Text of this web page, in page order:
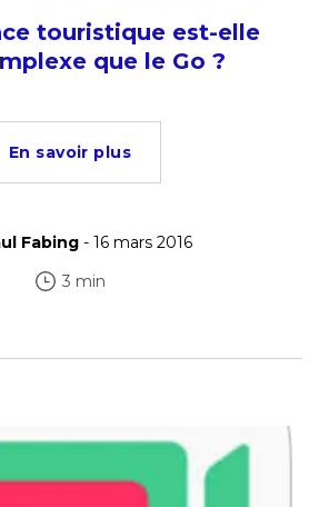
touristique est-elle
que le Go ?
En savoir plus
Fabing- 16 mars 2016
3 min